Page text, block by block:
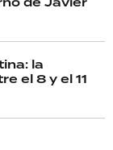
la
el 8 y el 11